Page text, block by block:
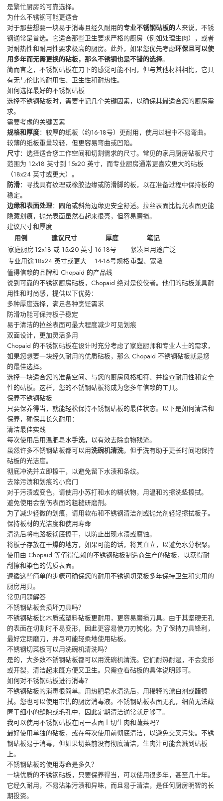
是繁忙厨房的可靠选择。
为什么不锈钢可能更适合
对于那些想要一块易于消毒且经久耐用的专业不锈钢砧板的人来说，不锈
钢通常是首选。它适合那些卫生要求严格的厨房（例如处理生肉），或者
对耐热性和耐用性要求极高的厨房。此外，如果您优先考虑环保且可以使
用多年而无需更换的砧板，那么不锈钢也是不错的选择。
简而言之，不锈钢砧板在刀下的感觉可能不同，但与其他材料相比，它具
有无与伦比的耐用性、卫生性和耐热性。
如何选择最好的不锈钢砧板
选择不锈钢砧板时，需要牢记几个关键因素，以确保其最适合您的厨房需
求。
需要考虑的关键因素
规格和厚度：较厚的纸板（约16-18号）更耐用，使用过程中不易弯曲。
较薄的纸板重量较轻，但更容易弯曲或凹陷。
尺寸：选择适合您工作空间和切割需求的尺寸。常见的家用厨房砧板尺寸
范围为 12x18 英寸到 15x20 英寸，而专业厨房通常更喜欢更大的砧板
（18x24 英寸或更大）。
防滑：寻找具有纹理或橡胶边缘或防滑脚的板，以在准备过程中保持板的
稳定。
边缘和表面处理：圆角或斜角边缘更安全舒适。拉丝表面比抛光表面更能
隐藏划痕，抛光表面虽然看起来很亮，但容易磨损。
建议尺寸和厚度
用例
建议尺寸 厚度
笔记
家庭厨房 12x18 或 15x20 英寸16-18号
紧凑且用途广泛
专业用途18x24 英寸或更大 14-16号规格重型、宽敞
值得信赖的品牌和 Chopaid 的产品线
说到可靠的不锈钢厨房砧板，Chopaid 绝对是佼佼者。他们的砧板兼具耐
用性和时尚感，提供以下优势：
多种厚度选择，满足各种烹饪需求
防滑功能可保持板子稳定
易于清洁的拉丝表面可最大程度减少可见划痕
双面设计，更加灵活多用
Chopaid 的不锈钢砧板在设计时充分考虑了家庭厨师和专业人士的需求，
如果您想要一块经久耐用的优质砧板，那么 Chopaid 不锈钢砧板就是您
的最佳选择。
选择一块适合您的准备空间、与您的厨房风格相符、并检查耐用性和安全
性的砧板。这样，您的不锈钢砧板将成为您多年信赖的工具。
保养不锈钢砧板
只要保养得当，就能轻松保持不锈钢砧板的最佳状态。以下是如何清洁和
保养，确保其长久耐用：
清洁最佳实践
每次使用后用温肥皂水手洗， 以有效去除食物残渣。
虽然许多不锈钢砧板都可以用洗碗机清洗，但手洗有助于更长时间地保持
砧板的光洁度。
彻底冲洗并立即擦干，以避免留下水渍和条纹。
去除污渍和划痕的小窍门
对于污渍或变色，请使用小苏打和水的糊状物，用温和的擦洗垫擦拭。
避免使用会刮伤表面的粗糙研磨剂。
为了减少轻微的划痕，请用软布和不锈钢清洁剂或抛光剂轻轻擦拭板子。
保持板材的光洁度和使用寿命
清洗后将电路板彻底擦干，以防止出现水渍或腐蚀。
将板子存放在干燥的地方，如果可能的话，将其直立，以避免水分积聚。
使用由 Chopaid 等值得信赖的不锈钢砧板制造商生产的砧板，以获得耐
刮擦和染色的优质表面。
遵循这些简单的步骤可确保您的耐用不锈钢切菜板多年保持卫生和实用的
厨房用具。
常见问题解答
不锈钢砧板会损坏刀具吗？
不锈钢砧板比木质或塑料砧板更耐用，更容易磨损刀具。由于其坚硬无孔
的表面在切割时不易变形，因此更容易使刀刃钝化。为了保持刀具锋利，
最好定期磨刀，并尽可能轻柔地使用砧板。
不锈钢切菜板可以用洗碗机清洗吗？
是的，大多数不锈钢砧板都可以用洗碗机清洗。它们耐热耐湿，不会变形
或开裂，清洁起来既方便又卫生。只需查看砧板的具体说明即可。
如何对不锈钢砧板进行消毒？
不锈钢砧板的消毒很简单。用热肥皂水清洗后，用稀释的漂白剂或醋擦
拭。您也可以使用市售的厨房消毒液。不锈钢砧板表面无孔，细菌无法藏
匿于细小的缝隙或毛孔中，因此定期清洁通常就足够了。
我可以使用不锈钢砧板在同一表面上切生肉和蔬菜吗？
最好使用单独的砧板，或在每次使用前彻底清洁，以避免交叉污染。不锈
钢砧板易于消毒，但如果切菜前没有彻底清洁，生肉汁可能会溅到砧板
上。
不锈钢砧板的使用寿命是多久？
一块优质的不锈钢砧板，只要保养得当，可以使用很多年，甚至几十年。
它经久耐用，不易沾染污渍和异味，而且易于清洁，是任何厨房明智的长
期投资。